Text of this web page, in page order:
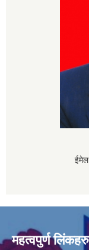
महत्वपुर्ण लिंकहरु